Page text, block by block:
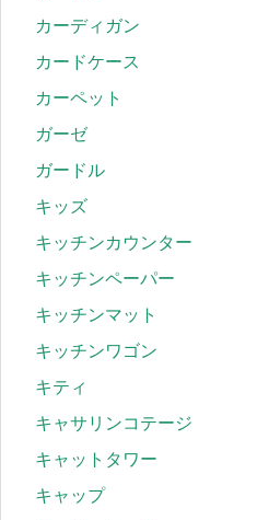
カーディガン
カードケース
カーペット
ガーゼ
ガードル
キッズ
キッチンカウンター
キッチンペーパー
キッチンマット
キッチンワゴン
キティ
キャサリンコテージ
キャットタワー
キャップ